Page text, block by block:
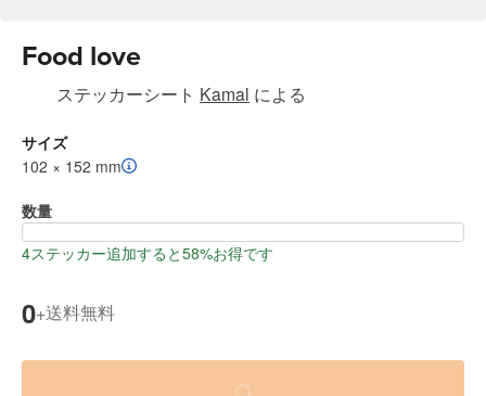
Food love
ステッカーシート Kamal による
サイズ
102 × 152 mm
数量
4ステッカー追加すると58%お得です
0+送料無料